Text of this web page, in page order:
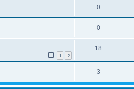
0
0
1 2
18
3